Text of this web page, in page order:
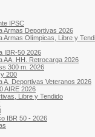
IPSC
Armas Deportivas 2026
Armas Olímpicas, Libre y
IBR-50 2026
AA. HH. Retrocarga 2026
300 m. 2026
200
A. Deportivas Veteranos 2026
AIRE 2026
Libre y Tendido
IBR 50 - 2026